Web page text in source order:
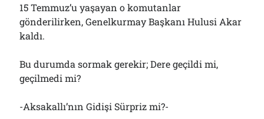
15 Temmuz’u yaşayan o komutanlar
gönderilirken, Genelkurmay Başkanı Hulusi Akar
kaldı.
Bu durumda sormak gerekir; Dere geçildi mi,
geçilmedi mi?
-Aksakallı’nın Gidişi Sürpriz mi?-